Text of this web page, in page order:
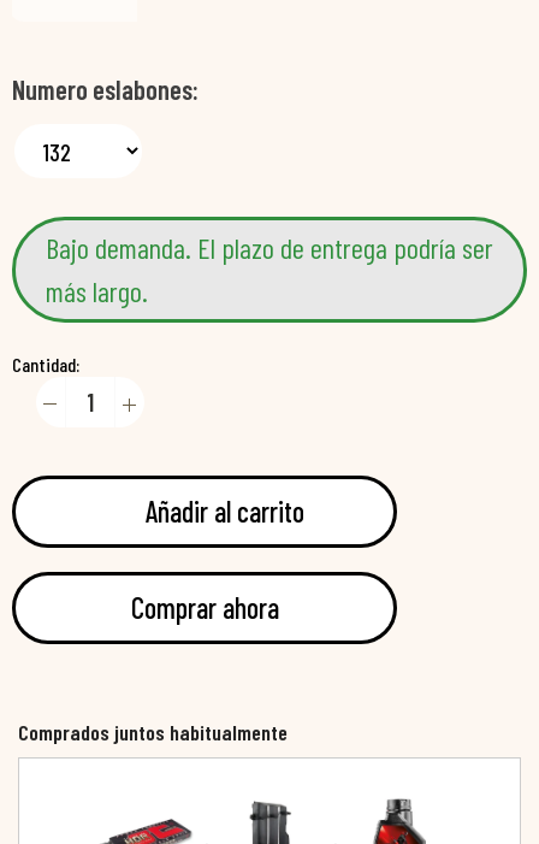
Numero eslabones
Bajo demanda. El plazo de entrega podría ser
más largo.
Cantidad:
Añadir al carrito
Comprar ahora
Comprados juntos habitualmente